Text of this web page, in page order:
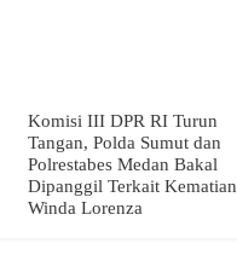
Komisi III DPR RI Turun
Tangan, Polda Sumut dan
Polrestabes Medan Bakal
Dipanggil Terkait Kematian
Winda Lorenza